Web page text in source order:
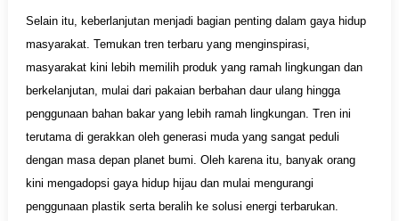
Selain itu, keberlanjutan menjadi bagian penting dalam gaya hidup
masyarakat. Temukan tren terbaru yang menginspirasi,
masyarakat kini lebih memilih produk yang ramah lingkungan dan
berkelanjutan, mulai dari pakaian berbahan daur ulang hingga
penggunaan bahan bakar yang lebih ramah lingkungan. Tren ini
terutama di gerakkan oleh generasi muda yang sangat peduli
dengan masa depan planet bumi. Oleh karena itu, banyak orang
kini mengadopsi gaya hidup hijau dan mulai mengurangi
penggunaan plastik serta beralih ke solusi energi terbarukan.